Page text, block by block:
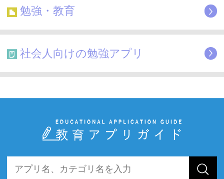
勉強・教育
社会人向けの勉強アプリ